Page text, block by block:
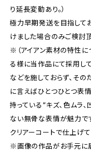
り延長変動あり。）
極力早期発送を目指して
けました場合のみご検討
※（アイアン素材の特性に
る様に当作品にて採用し
などを施しておらず、そ
に言えばひとつひとつ表
持っている“キズ、色ムラ
ない無骨な表情が魅力で
クリアーコートで仕上げて
※画像の作品がお手元に